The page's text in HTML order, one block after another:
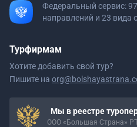
Федеральный сервис: 97
направлений и 23 вида
Турфирмам
Хотите добавить свой тур?
Пишите на
Мы в реестре
ООО «Большая Страна»